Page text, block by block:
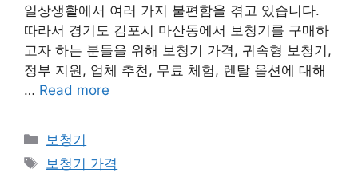
일상생활에서 여러 가지 불편함을 겪고 있습니다.
따라서 경기도 김포시 마산동에서 보청기를 구매하
고자 하는 분들을 위해 보청기 가격, 귀속형 보청기,
정부 지원, 업체 추천, 무료 체험, 렌탈 옵션에 대해
… Read more
카
테
보청기
태
보청기 가격